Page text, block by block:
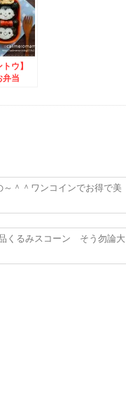
トウ】
弁当
＾＾ワンコインでお得で美
くるみスコーン そう勿論大